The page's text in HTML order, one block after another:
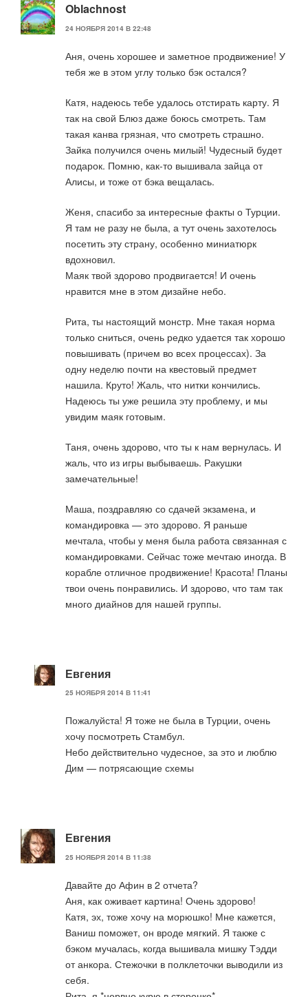
Oblachnost
24 НОЯБРЯ 2014 В 22:48
Аня, очень хорошее и заметное продвижение! У
тебя же в этом углу только бэк остался?
Катя, надеюсь тебе удалось отстирать карту. Я
так на свой Блюз даже боюсь смотреть. Там
такая канва грязная, что смотреть страшно.
Зайка получился очень милый! Чудесный будет
подарок. Помню, как-то вышивала зайца от
Алисы, и тоже от бэка вещалась.
Женя, спасибо за интересные факты о Турции.
Я там не разу не была, а тут очень захотелось
посетить эту страну, особенно миниатюрк
вдохновил.
Маяк твой здорово продвигается! И очень
нравится мне в этом дизайне небо.
Рита, ты настоящий монстр. Мне такая норма
только сниться, очень редко удается так хорошо
повышивать (причем во всех процессах). За
одну неделю почти на квестовый предмет
нашила. Круто! Жаль, что нитки кончились.
Надеюсь ты уже решила эту проблему, и мы
увидим маяк готовым.
Таня, очень здорово, что ты к нам вернулась. И
жаль, что из игры выбываешь. Ракушки
замечательные!
Маша, поздравляю со сдачей экзамена, и
командировка — это здорово. Я раньше
мечтала, чтобы у меня была работа связанная с
командировками. Сейчас тоже мечтаю иногда. В
корабле отличное продвижение! Красота! Планы
твои очень понравились. И здорово, что там так
много диайнов для нашей группы.
Евгения
25 НОЯБРЯ 2014 В 11:41
Пожалуйста! Я тоже не была в Турции, очень
хочу посмотреть Стамбул.
Небо действительно чудесное, за это и люблю
Дим — потрясающие схемы
Евгения
25 НОЯБРЯ 2014 В 11:38
Давайте до Афин в 2 отчета?
Аня, как оживает картина! Очень здорово!
Катя, эх, тоже хочу на морюшко! Мне кажется,
Ваниш поможет, он вроде мягкий. Я также с
бэком мучалась, когда вышивала мишку Тэдди
от анкора. Стежочки в полклеточки выводили из
себя.